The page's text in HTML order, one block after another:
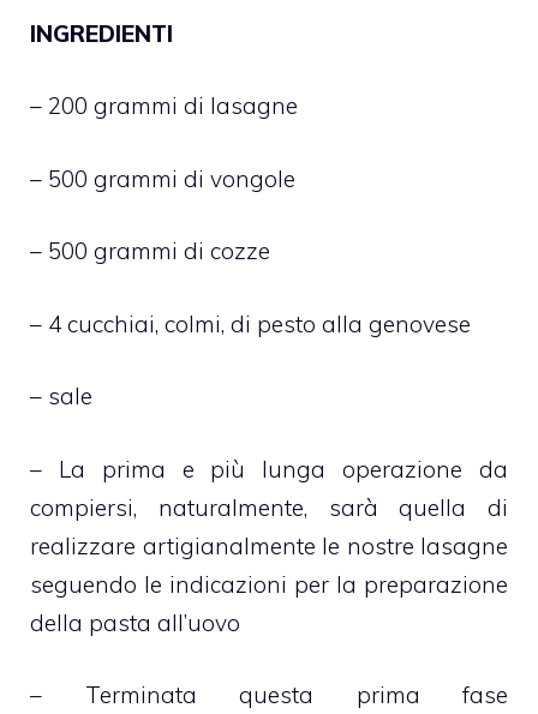
INGREDIENTI
– 200 grammi di lasagne
– 500 grammi di vongole
– 500 grammi di cozze
– 4 cucchiai, colmi, di pesto alla genovese
– sale
– La prima e più lunga operazione da
compiersi, naturalmente, sarà quella di
realizzare artigianalmente le nostre lasagne
seguendo le indicazioni per la preparazione
della pasta all’uovo
– Terminata questa prima fase